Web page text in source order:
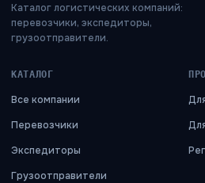
Каталог логистических компаний:
перевозчики, экспедиторы,
грузоотправители.
КАТАЛОГ
Все компании
Перевозчики
Экспедиторы
Грузоотправители